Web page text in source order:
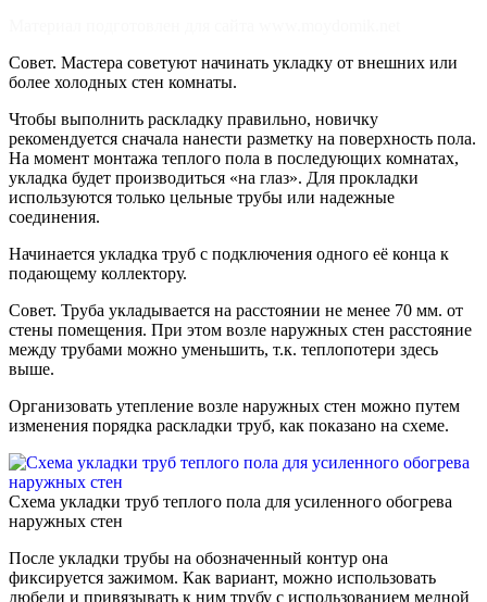
Совет. Мастера советуют начинать укладку от внешних или
более холодных стен комнаты.
Чтобы выполнить раскладку правильно, новичку
рекомендуется сначала нанести разметку на поверхность пола.
На момент монтажа теплого пола в последующих комнатах,
укладка будет производиться «на глаз». Для прокладки
используются только цельные трубы или надежные
соединения.
Начинается укладка труб с подключения одного её конца к
подающему коллектору.
Совет. Труба укладывается на расстоянии не менее 70 мм. от
стены помещения. При этом возле наружных стен расстояние
между трубами можно уменьшить, т.к. теплопотери здесь
выше.
Организовать утепление возле наружных стен можно путем
изменения порядка раскладки труб, как показано на схеме.
Схема укладки труб теплого пола для усиленного обогрева
наружных стен
После укладки трубы на обозначенный контур она
фиксируется зажимом. Как вариант, можно использовать
дюбели и привязывать к ним трубу с использованием медной